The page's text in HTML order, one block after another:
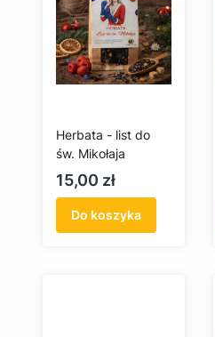
Herbata - list do
św. Mikołaja
Cena
15,00 zł
Do koszyka